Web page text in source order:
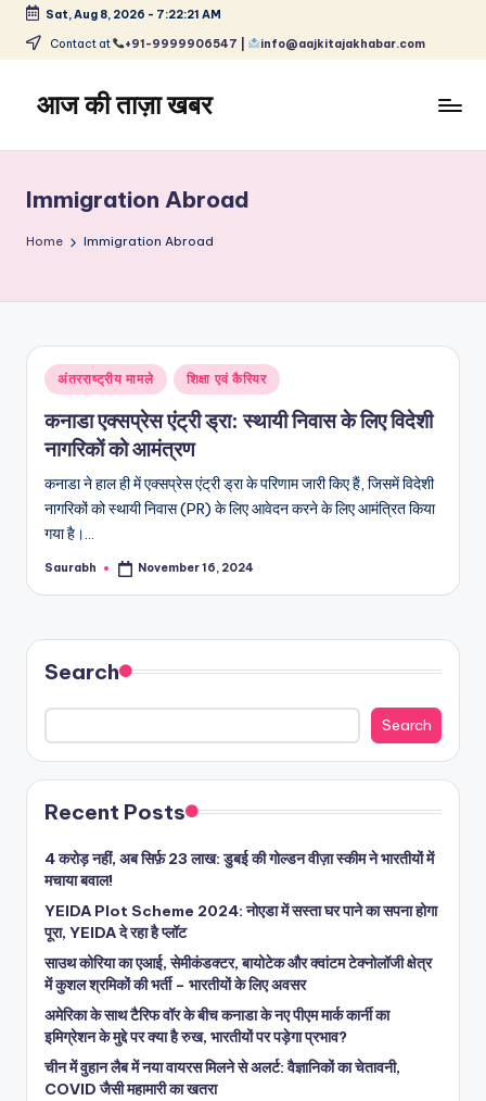
Skip
content
Sat, Aug 8, 2026 - 7:22:22 AM
Contact at +91-9999906547 | info@aajkitajakhabar.com
आज की ताज़ा खबर
समाचार
–
और
विश्व
Immigration Abroad
Home Immigration Abroad
Posted
in
अंतरराष्ट्रीय मामले शिक्षा एवं कैरियर
कनाडा एक्सप्रेस एंट्री ड्रा: स्थायी निवास के लिए विदेशी
नागरिकों को आमंत्रण
कनाडा ने हाल ही में एक्सप्रेस एंट्री ड्रा के परिणाम जारी किए हैं, जिसमें विदेशी
नागरिकों को स्थायी निवास (PR) के लिए आवेदन करने के लिए आमंत्रित किया
गया है।…
Posted
Saurabh November 16, 2024
Search
Search
Recent Posts
4 करोड़ नहीं, अब सिर्फ़ 23 लाख: डुबई की गोल्डन वीज़ा स्कीम ने भारतीयों में
मचाया बवाल!
YEIDA Plot Scheme 2024: नोएडा में सस्ता घर पाने का सपना होगा
पूरा, YEIDA दे रहा है प्लॉट
साउथ कोरिया का एआई, सेमीकंडक्टर, बायोटेक और क्वांटम टेक्नोलॉजी क्षेत्र
में कुशल श्रमिकों की भर्ती – भारतीयों के लिए अवसर
अमेरिका के साथ टैरिफ वॉर के बीच कनाडा के नए पीएम मार्क कार्नी का
इमिग्रेशन के मुद्दे पर क्या है रुख, भारतीयों पर पड़ेगा प्रभाव?
चीन में वुहान लैब में नया वायरस मिलने से अलर्ट: वैज्ञानिकों का चेतावनी,
COVID जैसी महामारी का खतरा